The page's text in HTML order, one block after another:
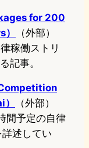
for 200
（外部）
稼働ストリ
記事。
（外部）
間予定の自律
述してい